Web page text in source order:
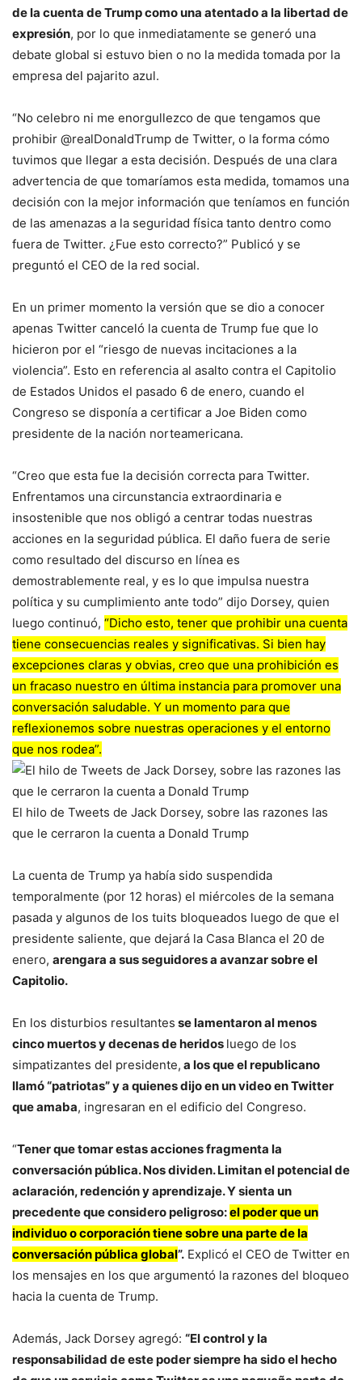
de la cuenta de Trump como una atentado a la libertad de
expresión, por lo que inmediatamente se generó una
debate global si estuvo bien o no la medida tomada por la
empresa del pajarito azul.
“No celebro ni me enorgullezco de que tengamos que
prohibir @realDonaldTrump de Twitter, o la forma cómo
tuvimos que llegar a esta decisión. Después de una clara
advertencia de que tomaríamos esta medida, tomamos una
decisión con la mejor información que teníamos en función
de las amenazas a la seguridad física tanto dentro como
fuera de Twitter. ¿Fue esto correcto?” Publicó y se
preguntó el CEO de la red social.
En un primer momento la versión que se dio a conocer
apenas Twitter canceló la cuenta de Trump fue que lo
hicieron por el “riesgo de nuevas incitaciones a la
violencia”. Esto en referencia al asalto contra el Capitolio
de Estados Unidos el pasado 6 de enero, cuando el
Congreso se disponía a certificar a Joe Biden como
presidente de la nación norteamericana.
“Creo que esta fue la decisión correcta para Twitter.
Enfrentamos una circunstancia extraordinaria e
insostenible que nos obligó a centrar todas nuestras
acciones en la seguridad pública. El daño fuera de serie
como resultado del discurso en línea es
demostrablemente real, y es lo que impulsa nuestra
política y su cumplimiento ante todo” dijo Dorsey, quien
luego continuó, “Dicho esto, tener que prohibir una cuenta
tiene consecuencias reales y significativas. Si bien hay
excepciones claras y obvias, creo que una prohibición es
un fracaso nuestro en última instancia para promover una
conversación saludable. Y un momento para que
reflexionemos sobre nuestras operaciones y el entorno
que nos rodea”.
El hilo de Tweets de Jack Dorsey, sobre las razones las
que le cerraron la cuenta a Donald Trump
La cuenta de Trump ya había sido suspendida
temporalmente (por 12 horas) el miércoles de la semana
pasada y algunos de los tuits bloqueados luego de que el
presidente saliente, que dejará la Casa Blanca el 20 de
enero, arengara a sus seguidores a avanzar sobre el
Capitolio.
En los disturbios resultantes se lamentaron al menos
cinco muertos y decenas de heridos luego de los
simpatizantes del presidente, a los que el republicano
llamó “patriotas” y a quienes dijo en un video en Twitter
que amaba, ingresaran en el edificio del Congreso.
“Tener que tomar estas acciones fragmenta la
conversación pública. Nos dividen. Limitan el potencial de
aclaración, redención y aprendizaje. Y sienta un
precedente que considero peligroso:el poder que un
individuo o corporación tiene sobre una parte de la
conversación pública global”. Explicó el CEO de Twitter en
los mensajes en los que argumentó la razones del bloqueo
hacia la cuenta de Trump.
Además, Jack Dorsey agregó: “El control y la
responsabilidad de este poder siempre ha sido el hecho